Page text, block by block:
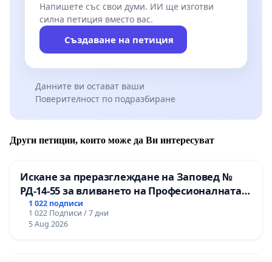
Напишете със свои думи. ИИ ще изготви
силна петиция вместо вас.
Създаване на петиция
Данните ви остават ваши
Поверителност по подразбиране
Други петиции, които може да Ви интересуват
Искане за преразглеждане на Заповед №
РД-14-55 за вливането на Професионалната
гимназия по промишлени технологии в
Професионалната гимназия по икономика и
мениджмънт – гр. Пазарджик
1 022 подписи
1 022 Подписи / 7 дни
5 Aug 2026